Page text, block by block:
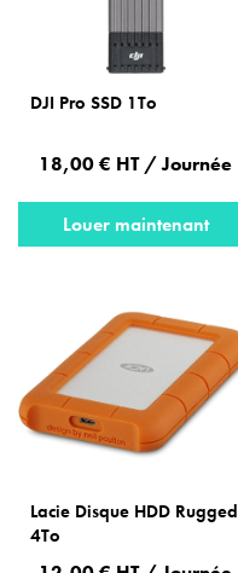
DJI Pro SSD 1To
18,00 € HT / Journée
Louer maintenant
Lacie Disque HDD Rugged
4To